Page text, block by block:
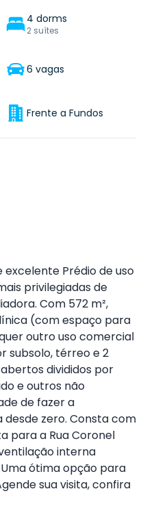
4 dorms
2 suítes
6 vagas
Frente a Fundos
excelente Prédio de uso
privilegiadas de
Com 572 m²,
(com espaço para
outro uso comercial
subsolo, térreo e 2
divididos por
e outros não
de fazer a
zero. Consta com
para a Rua Coronel
interna
ótima opção para
sua visita, confira